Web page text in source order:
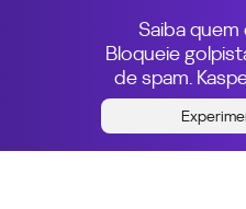
Saiba quem
Bloqueie
de spam.
número